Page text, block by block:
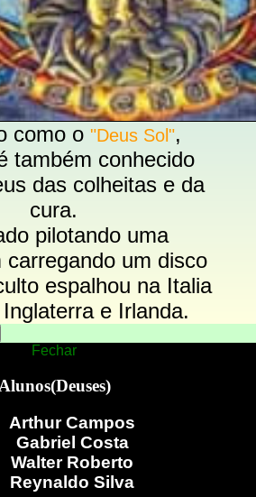
como o "Deus Sol",
também conhecido
das colheitas e da
cura.
pilotando uma
carregando um disco
espalhou na Italia
e Irlanda.
Fechar
Alunos(Deuses)
Arthur Campos
Gabriel Costa
Walter Roberto
Reynaldo Silva